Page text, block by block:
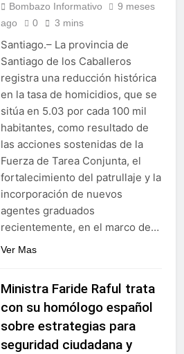
Bombazo Informativo
9 meses
ago
0 3 mins
Santiago.– La provincia de
Santiago de los Caballeros
registra una reducción histórica
en la tasa de homicidios, que se
sitúa en 5.03 por cada 100 mil
habitantes, como resultado de
las acciones sostenidas de la
Fuerza de Tarea Conjunta, el
fortalecimiento del patrullaje y la
incorporación de nuevos
agentes graduados
recientemente, en el marco de…
Ver Mas
Ministra Faride Raful trata
con su homólogo español
sobre estrategias para
seguridad ciudadana y